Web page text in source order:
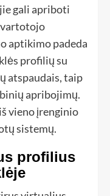
gali apriboti
vartotojo
aptikimo padeda
profilių su
atspaudais, taip
apribojimų.
vieno įrenginio
sistemų.
profilius